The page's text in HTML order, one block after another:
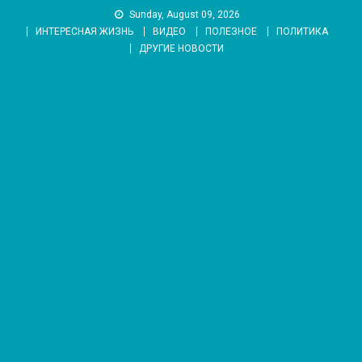
Sunday, August 09, 2026
ИНТЕРЕСНАЯ ЖИЗНЬ
ВИДЕО ПОЛЕЗНОЕ
ПОЛИТИКА
ДРУГИЕ НОВОСТИ